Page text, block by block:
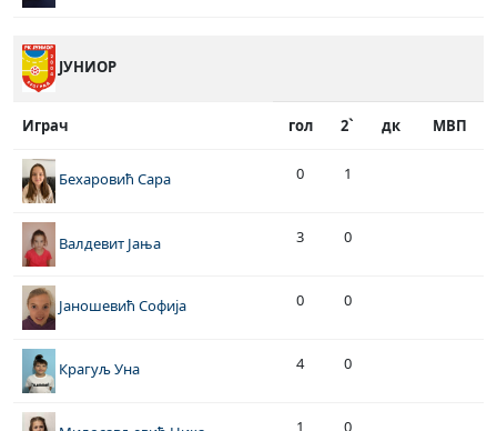
ЈУНИОР
Играч гол 2` дк МВП
Бехаровић Сара 0 1
Валдевит Јања 3 0
Јаношевић Софија 0 0
Крагуљ Уна 4 0
1 0